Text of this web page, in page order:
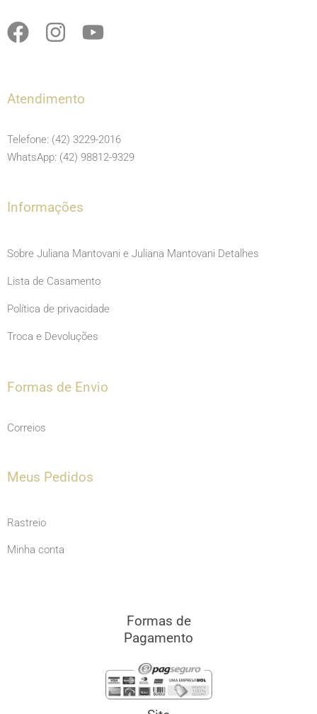
F
e
o
o
I
t
g
r
m
Y
b
e
Atendimento
Telefone: (42) 3229-2016
WhatsApp: (42) 98812-9329
Informações
Sobre Juliana Mantovani e Juliana Mantovani Detalhes
Lista de Casamento
Política de privacidade
Troca e Devoluções
Formas de Envio
Correios
Meus Pedidos
Rastreio
Minha conta
Formas de
Pagamento